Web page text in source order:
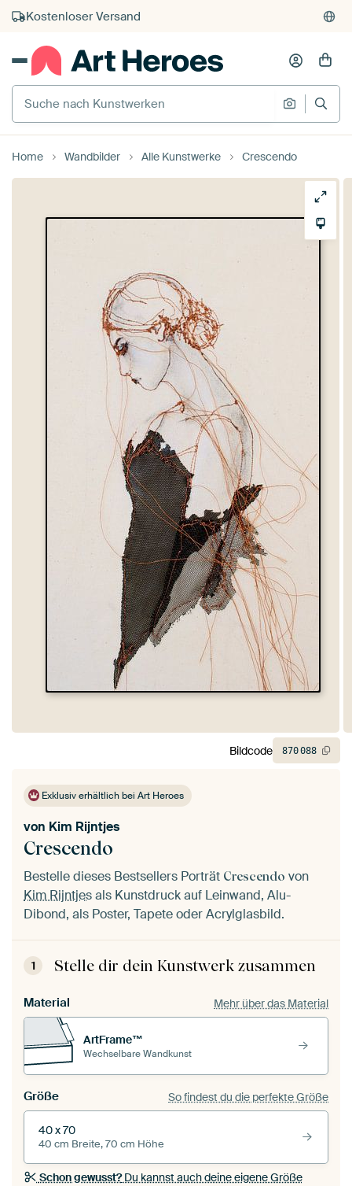
Kauf auf Rechnung
Individueller Druck auf Bestellung
Suche nach Kunstwerken
Suche
Home Wandbilder Alle Kunstwerke Crescendo
Exklusiv erhältlich bei Art Heroes
Crescendo
von Kim Rijntjes
Bestelle dieses Bestsellers Porträt Crescendo von
Kim Rijntjesals Kunstdruck auf Leinwand, Alu-
Dibond, als Poster, Tapete oder Acrylglasbild.
1 Stelle dir dein Kunstwerk zusammen
Material Mehr über das Material
ArtFrame™
Wechselbare Wandkunst
Größe So findest du die perfekte Größe
40 x 70
40 cm Breite, 70 cm Höhe
Schon gewusst?Du kannst auch deine eigene Größe
Bildcode 870088